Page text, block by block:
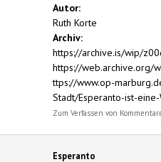
Autor:
Ruth Korte
Archiv:
https://archive.is/wip/
https://web.archive.org/
ttps://www.op-
Stadt/Esperanto-ist-
Zum Verfassen von
Esperanto